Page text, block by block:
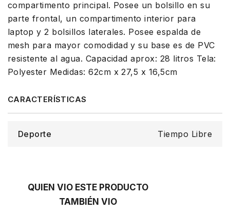
compartimento principal. Posee un bolsillo en su
parte frontal, un compartimento interior para
laptop y 2 bolsillos laterales. Posee espalda de
mesh para mayor comodidad y su base es de PVC
resistente al agua. Capacidad aprox: 28 litros Tela:
Polyester Medidas: 62cm x 27,5 x 16,5cm
Deporte Tiempo Libre
QUIEN VIO ESTE PRODUCTO
TAMBIÉN VIO